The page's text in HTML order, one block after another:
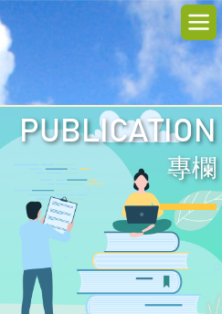
PUBLICATION
專欄